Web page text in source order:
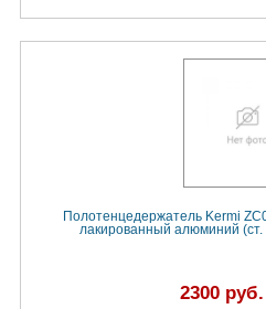
Полотенцедержатель Kermi
лакированный алюминий (ст.
2300 руб.